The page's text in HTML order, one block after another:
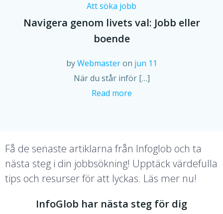
Att söka jobb
Navigera genom livets val: Jobb eller
boende
by Webmaster on jun 11
När du står inför […]
Read more
Få de senaste artiklarna från Infoglob och ta
nästa steg i din jobbsökning! Upptäck värdefulla
tips och resurser för att lyckas. Läs mer nu!
InfoGlob har nästa steg för dig